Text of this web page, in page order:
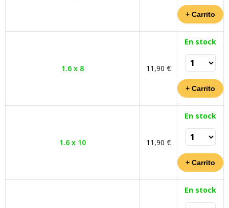
1.6 x 8 11,90 €
En stock
1.6 x 10 11,90 €
En stock
En stock